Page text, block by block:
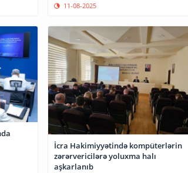
11-08-2025
İcra Hakimiyyətində kompüterlərin
zərərvericilərə yoluxma halı
aşkarlanıb